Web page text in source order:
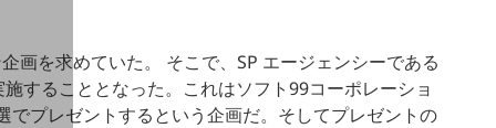
画を求めていた。 そこで、SP エージェンシーである
することとなった。これはソフト99コーポレーショ
プレゼントするという企画だ。そしてプレゼントの